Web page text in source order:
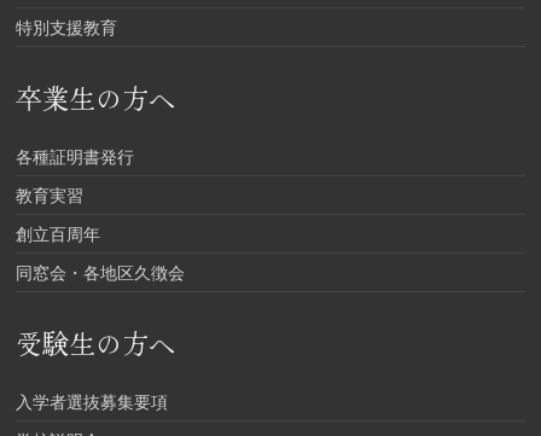
特別支援教育
卒業生の方へ
各種証明書発行
教育実習
創立百周年
同窓会・各地区久徴会
受験生の方へ
入学者選抜募集要項